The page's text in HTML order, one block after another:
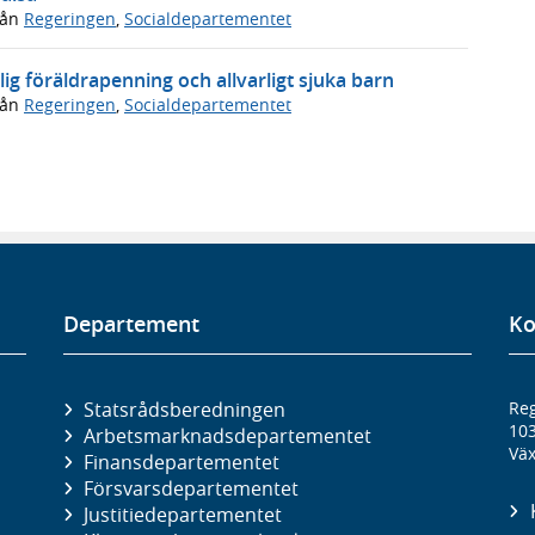
Regeringen Socialdepartementet
föräldrapenning och allvarligt sjuka barn
Regeringen, Socialdepartementet
Departement
Statsrådsberedningen
Arbetsmarknads­departementet
Finans­departementet
Försvars­departementet
Justitie­departementet